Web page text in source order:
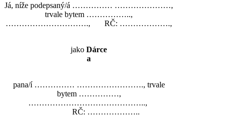
Já, níže podepsaný/á …………… …………………,
trvale bytem ……………..,
…………………………., RČ: ……………….,
jakoDárce
a
pana/í …………… ……………………., trvale
bytem ……………,
……………………………………..,
RČ: ………………..